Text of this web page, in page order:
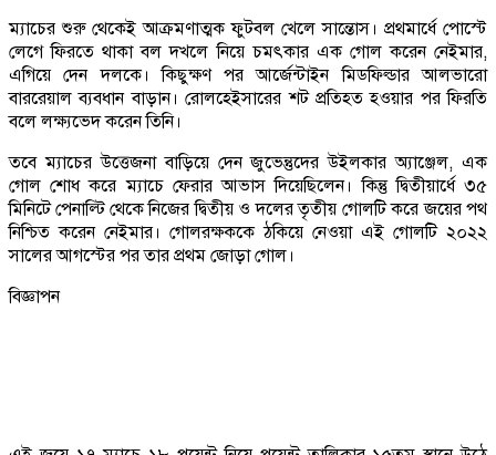
ম্যাচের শুরু থেকেই আক্রমণাত্মক ফুটবল খেলে সান্তোস। প্রথমার্ধে পোস্টে
লেগে ফিরতে থাকা বল দখলে নিয়ে চমৎকার এক গোল করেন নেইমার,
এগিয়ে দেন দলকে। কিছুক্ষণ পর আর্জেন্টাইন মিডফিল্ডার আলভারো
বাররেয়াল ব্যবধান বাড়ান। রোলহেইসারের শট প্রতিহত হওয়ার পর ফিরতি
বলে লক্ষ্যভেদ করেন তিনি।
তবে ম্যাচের উত্তেজনা বাড়িয়ে দেন জুভেন্তুদের উইলকার অ্যাঞ্জেল, এক
গোল শোধ করে ম্যাচে ফেরার আভাস দিয়েছিলেন। কিন্তু দ্বিতীয়ার্ধে ৩৫
মিনিটে পেনাল্টি থেকে নিজের দ্বিতীয় ও দলের তৃতীয় গোলটি করে জয়ের পথ
নিশ্চিত করেন নেইমার। গোলরক্ষককে ঠকিয়ে নেওয়া এই গোলটি ২০২২
সালের আগস্টের পর তার প্রথম জোড়া গোল।
বিজ্ঞাপন